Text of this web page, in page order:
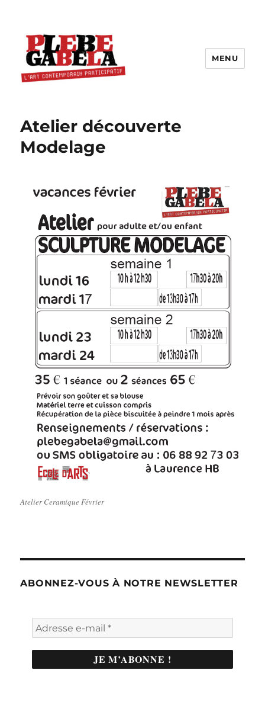
MENU
Atelier découverte
Modelage
Atelier Ceramique Février
ABONNEZ-VOUS À NOTRE NEWSLETTER